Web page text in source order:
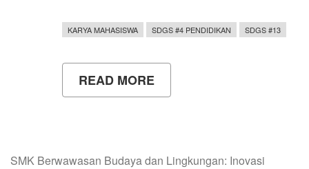
KARYA MAHASISWA SDGS #4 PENDIDIKAN SDGS #13
READ MORE
MAHASISWA
AR
SMK Berwawasan Budaya dan Lingkungan: Inovasi